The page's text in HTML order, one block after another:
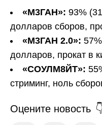
«М3ГАН»: 93%
долларов сборов,
«М3ГАН 2.0»:
долларов, прокат в
«СОУЛМ8ЙТ»:
стриминг, ноль
Оцените новость